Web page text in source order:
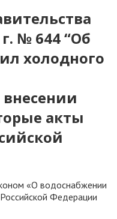
№ 644 “Об
холодного
акты
«О водоснабжении
Федерации